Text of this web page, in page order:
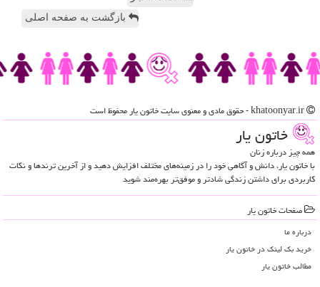
بازگشت به صفحه اصلی
خاتون یار
همه چیز درباره زنان
با خاتون یار، دانش و آگاهی خود را در زمینه‌های مختلف افزایش دهید و از آخرین ترندها و نکات
کاربردی برای داشتن زندگی شادتر و موفق‌تر بهره‌مند شوید
صفحات خاتون یار
درباره ما
خرید بک لینک در خاتون یار
مطالب خاتون یار